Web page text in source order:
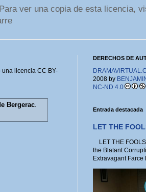
ver una copia de esta licencia,
licencia CC BY-
Bergerac.
DERECHOS DE
2008 by
NC-ND 4.0
Entrada destacada
LET THE
LET THE
the Blatant
Extravagant Farce